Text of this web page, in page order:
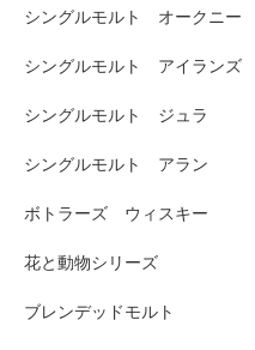
シングルモルト オークニー
シングルモルト アイランズ
シングルモルト ジュラ
シングルモルト アラン
ボトラーズ ウィスキー
花と動物シリーズ
ブレンデッドモルト